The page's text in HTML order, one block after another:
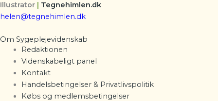
Illustrator | Tegnehimlen.dk
helen@tegnehimlen.dk
Om Sygeplejevidenskab
Redaktionen
Videnskabeligt panel
Kontakt
Handelsbetingelser & Privatlivspolitik
Købs og medlemsbetingelser